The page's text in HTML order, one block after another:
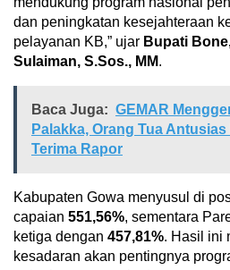
dan peningkatan kesejahteraan
pelayanan KB,” ujar Bupati
Sulaiman, S.Sos., MM.
Baca Juga: GEMAR
Palakka, Orang Tua
Terima Rapor
Kabupaten Gowa menyusul di
capaian 551,56%, sementara
ketiga dengan 457,81%. Hasil ini
kesadaran akan pentingnya